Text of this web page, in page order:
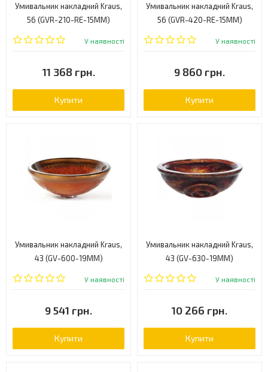
Умивальник накладний Kraus,
56 (GVR-210-RE-15MM)
У наявності
11 368 грн.
Купити
Умивальник накладний Kraus,
56 (GVR-420-RE-15MM)
У наявності
9 860 грн.
Купити
Умивальник накладний Kraus,
43 (GV-600-19MM)
У наявності
9 541 грн.
Купити
Умивальник накладний Kraus,
43 (GV-630-19MM)
У наявності
10 266 грн.
Купити